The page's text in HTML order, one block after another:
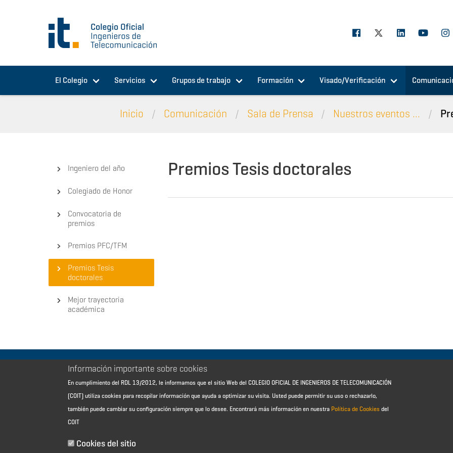
El Colegio Servicios Grupos de trabajo Formación Visado/Verificación
Inicio Comunicación Sala de Prensa Nuestros eventos ...
Ingeniero del año
Colegiado de Honor
Convocatoria de
premios
Premios PFC/TFM
Premios Tesis
doctorales
Mejor trayectoria
académica
Premios Tesis doctorales
Aviso Legal - Información general
Contacto
Política de reembolso
Sitemap
Información importante sobre cookies
En cumplimiento del RDL 13/2012, le informamos que el sitio Web del COLEGIO OFICIAL DE INGENIEROS DE TELECOMUNICACIÓN
(COIT) utiliza cookies para recopilar información que ayuda a optimizar su visita. Usted puede permitir su uso o rechazarlo,
también puede cambiar su configuración siempre que lo desee. Encontrará más información en nuestra Política de Cookies del
COIT
Cookies del sitio